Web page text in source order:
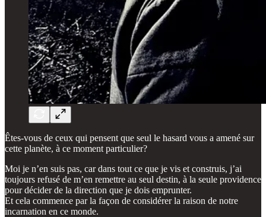
Êtes-vous de ceux qui pensent que seul le hasard vous a amené sur
cette planète, à ce moment particulier?
Moi je n’en suis pas, car dans tout ce que je vis et construis, j’ai
toujours refusé de m’en remettre au seul destin, à la seule providence
pour décider de la direction que je dois emprunter.
Et cela commence par la façon de considérer la raison de notre
incarnation en ce monde.